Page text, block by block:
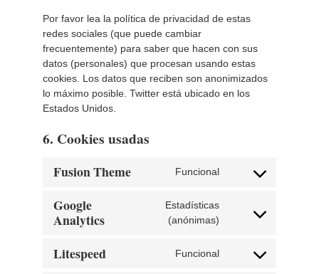
Por favor lea la política de privacidad de estas
redes sociales (que puede cambiar
frecuentemente) para saber que hacen con sus
datos (personales) que procesan usando estas
cookies. Los datos que reciben son anonimizados
lo máximo posible. Twitter está ubicado en los
Estados Unidos.
6. Cookies usadas
Fusion Theme Funcional
Consent
service
Google
Analytics
Estadísticas
(anónimas)
Consent
service
Litespeed Funcional
Consent